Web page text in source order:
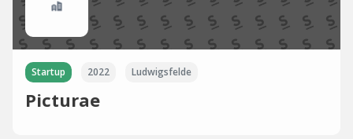
Startup 2022 Ludwigsfelde
Picturae